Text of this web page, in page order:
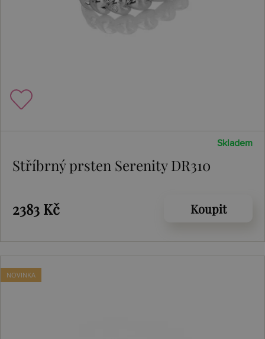
Skladem
Stříbrný prsten Serenity DR310
2383 Kč Koupit
NOVINKA